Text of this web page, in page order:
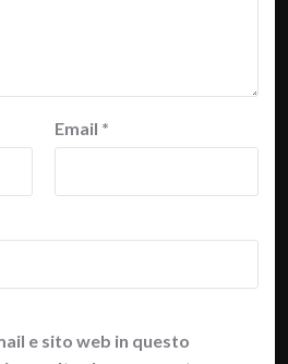
Email *
e sito web in questo